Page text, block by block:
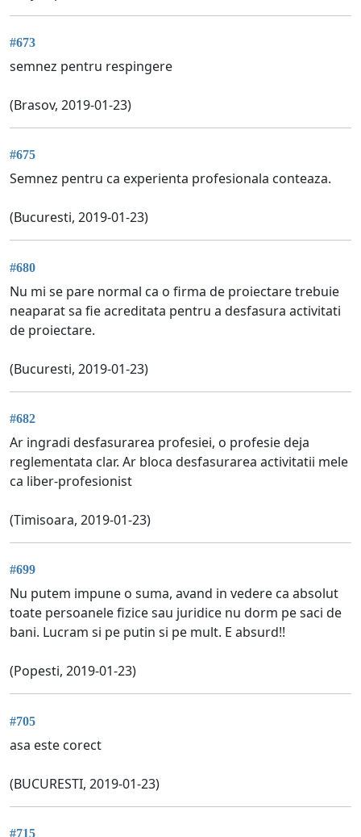
#673
semnez pentru respingere
(Brasov, 2019-01-23)
#675
Semnez pentru ca experienta profesionala conteaza.
(Bucuresti, 2019-01-23)
#680
Nu mi se pare normal ca o firma de proiectare trebuie
neaparat sa fie acreditata pentru a desfasura activitati
de proiectare.
(Bucuresti, 2019-01-23)
#682
Ar ingradi desfasurarea profesiei, o profesie deja
reglementata clar. Ar bloca desfasurarea activitatii mele
ca liber-profesionist
(Timisoara, 2019-01-23)
#699
Nu putem impune o suma, avand in vedere ca absolut
toate persoanele fizice sau juridice nu dorm pe saci de
bani. Lucram si pe putin si pe mult. E absurd!!
(Popesti, 2019-01-23)
#705
asa este corect
(BUCURESTI, 2019-01-23)
#715